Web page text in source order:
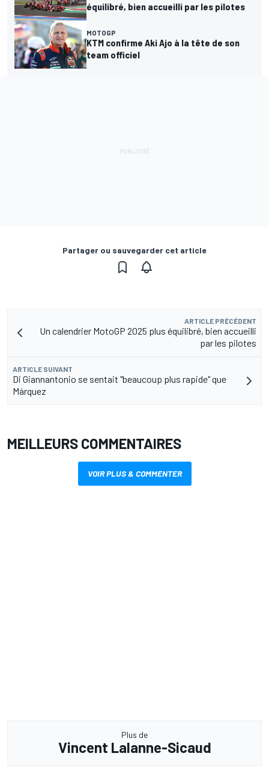
équilibré, bien accueilli par les pilotes
MOTOGP
KTM confirme Aki Ajo à la tête de son
team officiel
Partager ou sauvegarder cet article
ARTICLE PRÉCÉDENT
Un calendrier MotoGP 2025 plus équilibré, bien accueilli
par les pilotes
ARTICLE SUIVANT
Di Giannantonio se sentait "beaucoup plus rapide" que
Márquez
MEILLEURS COMMENTAIRES
VOIR PLUS & COMMENTER
Plus de
Vincent Lalanne-Sicaud